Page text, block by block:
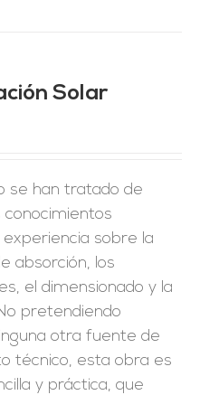
Solar
se han tratado de
conocimientos
sobre la
absorción, los
el dimensionado y la
pretendiendo
otra fuente de
técnico, esta obra es
y práctica, que